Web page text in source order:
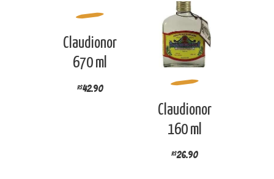
Claudionor
670 ml
R$42.90
Claudionor
160 ml
R$26.90